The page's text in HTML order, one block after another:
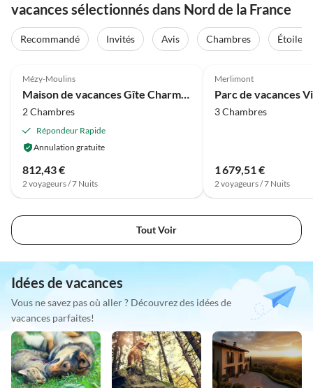
vacances sélectionnés dans Nord de la France
Recommandé Invités Avis Chambres
Étoiles
Mézy-Moulins
2 Chambres
Répondeur Rapide
Annulation gratuite
812,43 €
2 voyageurs / 7 Nuits
Merlimont
3 Chambres
1 679,51 €
2 voyageurs / 7 Nuits
Tout Voir
Idées de vacances
Vous ne savez pas où aller ? Découvrez des idées de
vacances parfaites!